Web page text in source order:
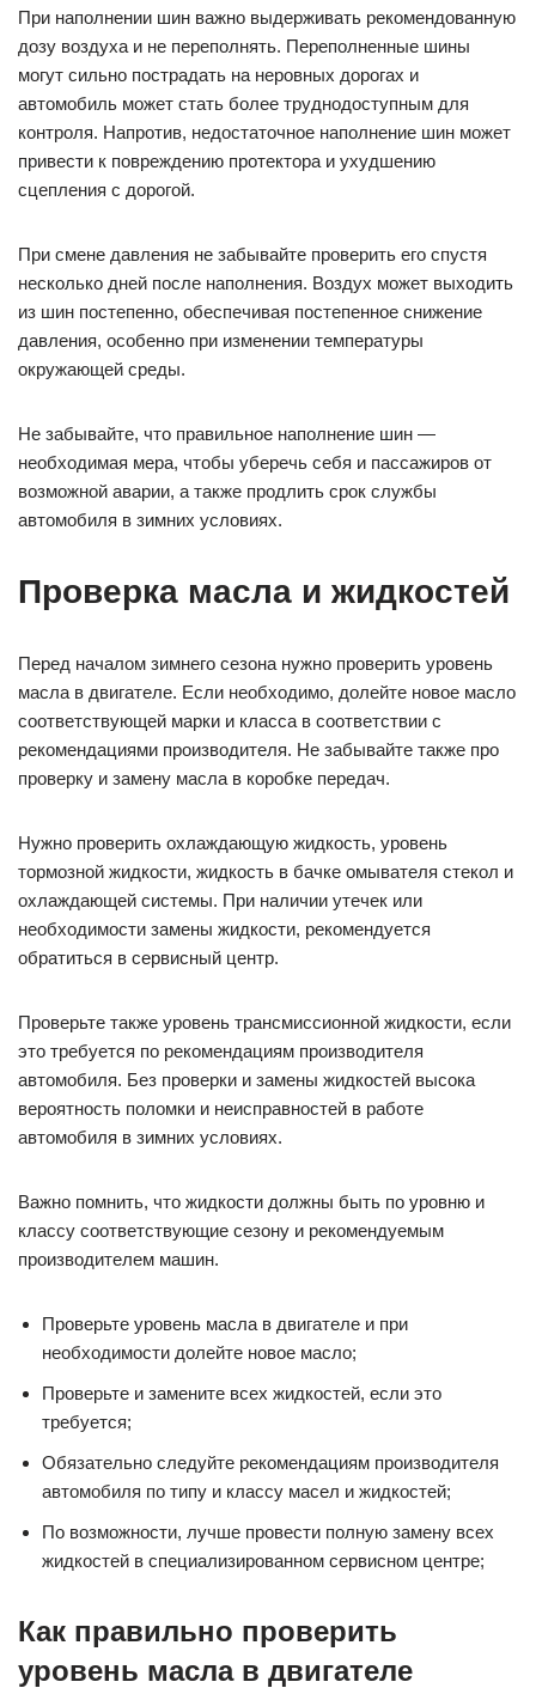
При наполнении шин важно выдерживать рекомендованную
дозу воздуха и не переполнять. Переполненные шины
могут сильно пострадать на неровных дорогах и
автомобиль может стать более труднодоступным для
контроля. Напротив, недостаточное наполнение шин может
привести к повреждению протектора и ухудшению
сцепления с дорогой.
При смене давления не забывайте проверить его спустя
несколько дней после наполнения. Воздух может выходить
из шин постепенно, обеспечивая постепенное снижение
давления, особенно при изменении температуры
окружающей среды.
Не забывайте, что правильное наполнение шин —
необходимая мера, чтобы уберечь себя и пассажиров от
возможной аварии, а также продлить срок службы
автомобиля в зимних условиях.
Проверка масла и жидкостей
Перед началом зимнего сезона нужно проверить уровень
масла в двигателе. Если необходимо, долейте новое масло
соответствующей марки и класса в соответствии с
рекомендациями производителя. Не забывайте также про
проверку и замену масла в коробке передач.
Нужно проверить охлаждающую жидкость, уровень
тормозной жидкости, жидкость в бачке омывателя стекол и
охлаждающей системы. При наличии утечек или
необходимости замены жидкости, рекомендуется
обратиться в сервисный центр.
Проверьте также уровень трансмиссионной жидкости, если
это требуется по рекомендациям производителя
автомобиля. Без проверки и замены жидкостей высока
вероятность поломки и неисправностей в работе
автомобиля в зимних условиях.
Важно помнить, что жидкости должны быть по уровню и
классу соответствующие сезону и рекомендуемым
производителем машин.
Проверьте уровень масла в двигателе и при
необходимости долейте новое масло;
Проверьте и замените всех жидкостей, если это
требуется;
Обязательно следуйте рекомендациям производителя
автомобиля по типу и классу масел и жидкостей;
По возможности, лучше провести полную замену всех
жидкостей в специализированном сервисном центре;
Как правильно проверить
уровень масла в двигателе